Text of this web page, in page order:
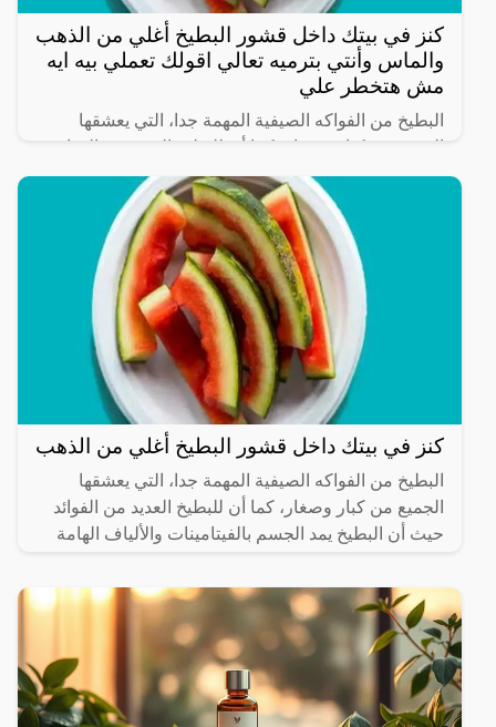
كنز في بيتك داخل قشور البطيخ أغلي من الذهب
والماس وأنتي بترميه تعالي اقولك تعملي بيه ايه
مش هتخطر علي
البطيخ من الفواكه الصيفية المهمة جدا، التي يعشقها
الجميع من كبار وصغار، كما أن للبطيخ العديد من الفوائد
حيث أن البطيخ يمد الجسم بالفيتامينات والألياف الهامة
كنز في بيتك داخل قشور البطيخ أغلي من الذهب
البطيخ من الفواكه الصيفية المهمة جدا، التي يعشقها
الجميع من كبار وصغار، كما أن للبطيخ العديد من الفوائد
حيث أن البطيخ يمد الجسم بالفيتامينات والألياف الهامة